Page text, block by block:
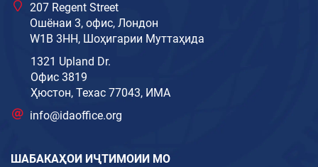
207 Regent Street
Ошёнаи 3, офис, Лондон
W1B 3HH, Шоҳигарии Муттаҳида
1321 Upland Dr.
Офис 3819
Ҳюстон, Техас 77043, ИМА
info@idaoffice.org
ШАБАКАҲОИ ИҶТИМОИИ МО